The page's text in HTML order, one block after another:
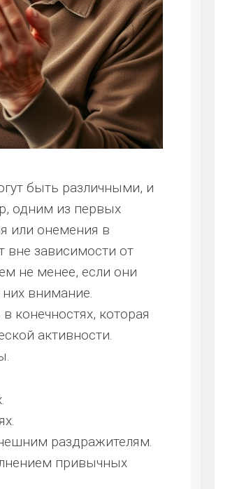
быть различными, и
одним из первых
или онемения в
вне зависимости от
не менее, если они
внимание.
которая
активности.
раздражителям.
привычных